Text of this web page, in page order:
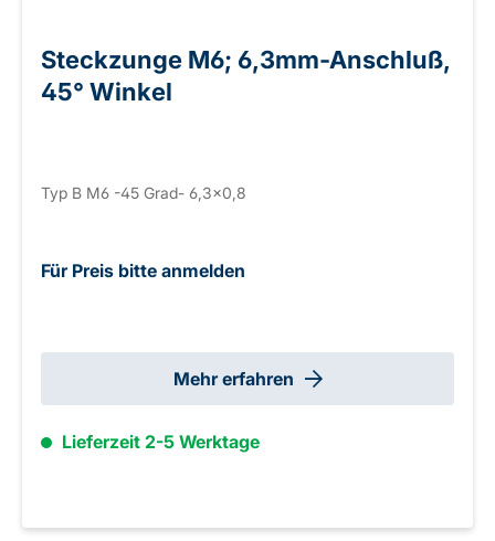
Steckzunge M6; 6,3mm-Anschluß,
45° Winkel
Typ B M6 -45 Grad- 6,3x0,8
Für Preis bitte anmelden
Mehr erfahren
Lieferzeit 2-5 Werktage